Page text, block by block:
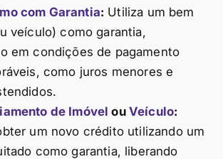
com Garantia: Utiliza um bem
veículo) como garantia,
em condições de pagamento
como juros menores e
de Imóvel ou Veículo:
um novo crédito utilizando um
como garantia, liberando